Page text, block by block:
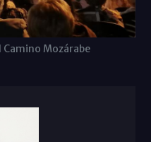
Mozárabe